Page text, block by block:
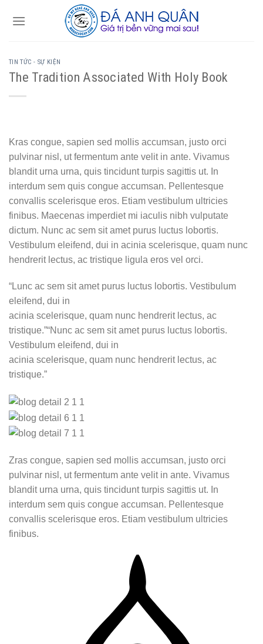
TIN TỨC - SỰ KIỆN
The Tradition Associated With Holy Book
Kras congue, sapien sed mollis accumsan, justo orci
pulvinar nisl, ut fermentum ante velit in ante. Vivamus
blandit urna urna, quis tincidunt turpis sagittis ut. In
interdum sem quis congue accumsan. Pellentesque
convallis scelerisque eros. Etiam vestibulum ultricies
finibus. Maecenas imperdiet mi iaculis nibh vulputate
dictum. Nunc ac sem sit amet purus luctus lobortis.
Vestibulum eleifend, dui in acinia scelerisque, quam nunc
hendrerit lectus, ac tristique ligula eros vel orci.
“Lunc ac sem sit amet purus luctus lobortis. Vestibulum
eleifend, dui in
acinia scelerisque, quam nunc hendrerit lectus, ac
tristique.”“Nunc ac sem sit amet purus luctus lobortis.
Vestibulum eleifend, dui in
acinia scelerisque, quam nunc hendrerit lectus, ac
tristique.”
Zras congue, sapien sed mollis accumsan, justo orci
pulvinar nisl, ut fermentum ante velit in ante. Vivamus
blandit urna urna, quis tincidunt turpis sagittis ut. In
interdum sem quis congue accumsan. Pellentesque
convallis scelerisque eros. Etiam vestibulum ultricies
finibus.